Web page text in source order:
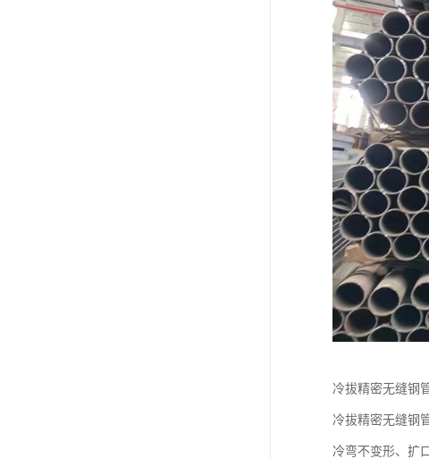
冷拔精密无缝钢
冷拔精密无缝钢
冷弯不变形、扩